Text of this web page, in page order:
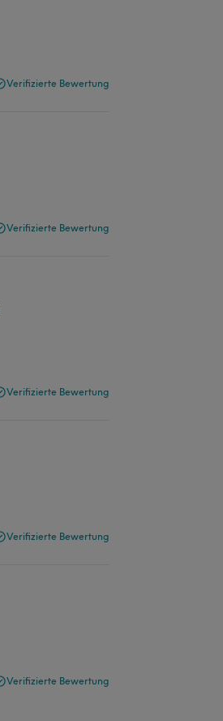
Verifizierte Bewertung
Verifizierte Bewertung
Verifizierte Bewertung
Verifizierte Bewertung
Verifizierte Bewertung